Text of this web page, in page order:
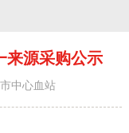
来源采购公示
中心血站